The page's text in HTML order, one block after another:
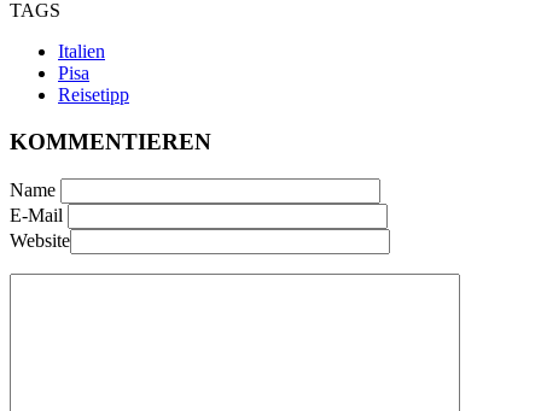
TAGS
Italien
Pisa
Reisetipp
KOMMENTIEREN
Name
E-Mail
Website